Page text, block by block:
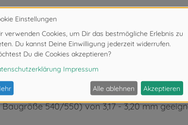
von M 0,6 (TAMIYA Standard/On-
in der Anleitung des Herstellers zu Ihrem
540/550) von 3,17 - 3,20 mm